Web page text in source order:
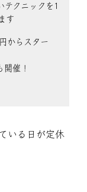
テクニックを1
す
からスター
催！
いる日が定休